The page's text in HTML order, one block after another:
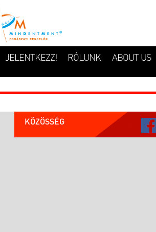
JELENTKEZZ! RÓLUNK ABOUT US
KÖZÖSSÉG